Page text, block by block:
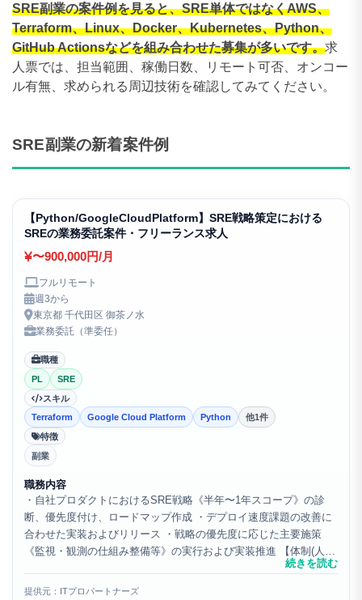
SRE副業の案件例を見ると、SRE単体ではなくAWS、
Terraform、Linux、Docker、Kubernetes、Python、
GitHub Actionsなどを組み合わせた募集が多いです。求
人票では、担当範囲、稼働日数、リモート可否、オンコー
ル有無、求められる周辺技術を確認してみてください。
SRE副業の新着案件例
【Python/GoogleCloudPlatform】SRE戦略策定における
SREの業務委託案件・フリーランス求人
〜900,000円/月
フルリモート
週3から
東京都 千代田区 御茶ノ水
業務委託（準委任）
職種
PL
SRE
スキル
Terraform
Google Cloud Platform Python
他1件
特徴
副業
職務内容
・自社プロダクトにおけるSRE戦略《半年〜1年スコープ》の診
断、優先度付け、ロードマップ作成 ・デプロイ速度課題の改善に
合わせた実装およびリリース ・戦略の優先度に応じた主要施策
《監視・観測の仕組み整備等》の実行および実装推進 【体制(人
続きを読む
提供元：ITプロパートナーズ